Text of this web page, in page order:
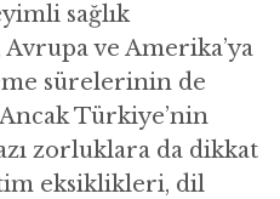
sağlık
ve Amerika’ya
sürelerinin de
Türkiye’nin
zorluklara da dikkat
eksiklikleri, dil